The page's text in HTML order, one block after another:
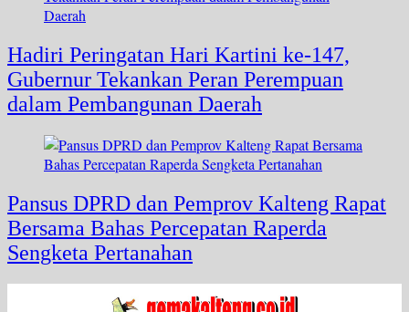
Hadiri Peringatan Hari Kartini ke-147,
Gubernur Tekankan Peran Perempuan
dalam Pembangunan Daerah
Pansus DPRD dan Pemprov Kalteng Rapat
Bersama Bahas Percepatan Raperda
Sengketa Pertanahan